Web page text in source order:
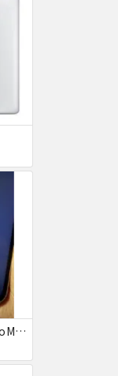
ジャンクiPhone13ProMax 128GB ドコモ